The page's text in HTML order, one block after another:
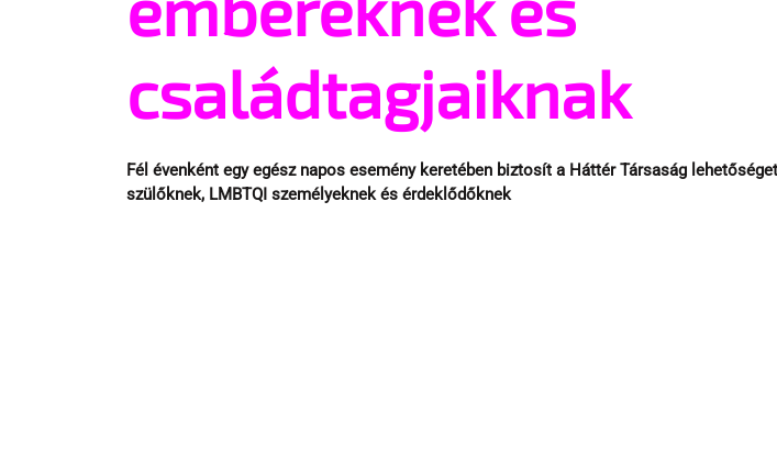
családtagjaiknak
Fél évenként egy egész napos esemény keretében biztosít a Háttér Társaság
szülőknek, LMBTQI személyeknek és érdeklődőknek